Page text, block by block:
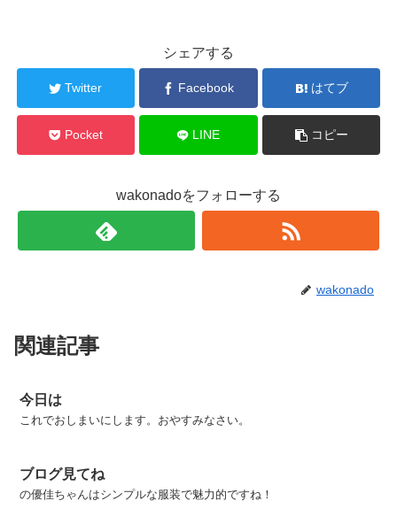
シェアする
Twitter Facebook はてブ
Pocket LINE コピー
wakonadoをフォローする
wakonado
関連記事
今日は
これでおしまいにします。おやすみなさい。
ブログ見てね
の優佳ちゃんはシンプルな服装で魅力的ですね！